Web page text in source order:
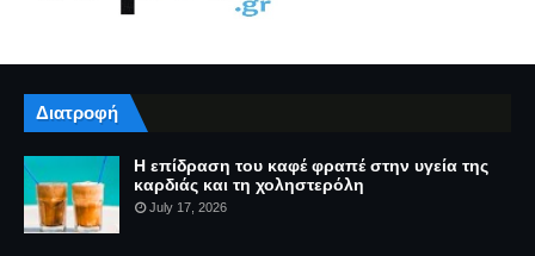
Διατροφή
Η επίδραση του καφέ φραπέ στην υγεία της
καρδιάς και τη χοληστερόλη
July 17, 2026